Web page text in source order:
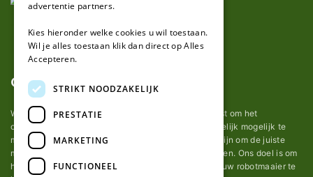
Over ons
Wij van robotmaaier-mesjes.nl doen ons uiterste best om het
onderhoud van robot grasmaaier mesjes zo gemakkelijk mogelijk te
maken. Uit ervaring merkten we hoe lastig het kan zijn om de juiste
messen voor een automatische grasmachine te vinden. Ons doel is om
het u makkelijk te maken om de goede mesjes voor uw robotmaaier te
advertentie partners.
Kies hieronder welke cookies u wil toestaan.
Wil je alles toestaan klik dan direct op Alles
Accepteren.
STRIKT NOODZAKELIJK
PRESTATIE
MARKETING
FUNCTIONEEL